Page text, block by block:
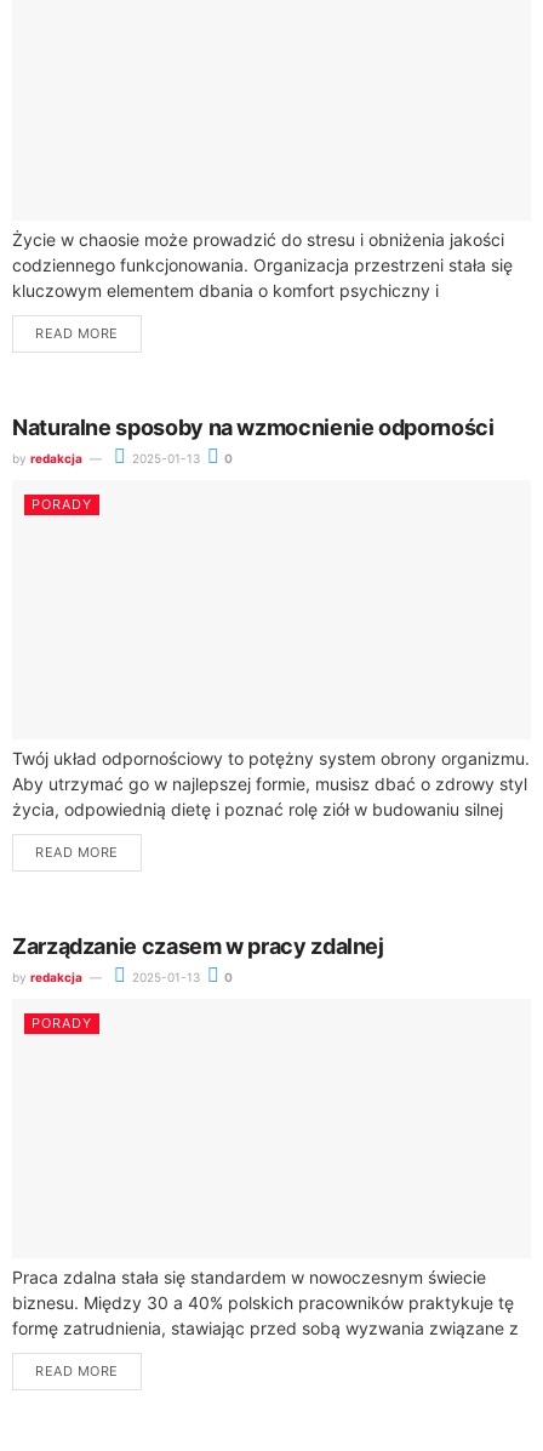
Życie w chaosie może prowadzić do stresu i obniżenia jakości
codziennego funkcjonowania. Organizacja przestrzeni stała się
kluczowym elementem dbania o komfort psychiczny i
efektywność działania.Bałagan w domu to więcej niż...
READ MORE
Naturalne sposoby na wzmocnienie odporności
by redakcja 2025-01-13 0
PORADY
Twój układ odpornościowy to potężny system obrony organizmu.
Aby utrzymać go w najlepszej formie, musisz dbać o zdrowy styl
życia, odpowiednią dietę i poznać rolę ziół w budowaniu silnej
odporności.Czosnek...
READ MORE
Zarządzanie czasem w pracy zdalnej
by redakcja 2025-01-13 0
PORADY
Praca zdalna stała się standardem w nowoczesnym świecie
biznesu. Między 30 a 40% polskich pracowników praktykuje tę
formę zatrudnienia, stawiając przed sobą wyzwania związane z
efektywną organizacją pracy.W świecie pracy...
READ MORE